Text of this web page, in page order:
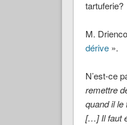
tartuferie?
M.
dérive ».
N’est-ce
remettre
quand il le
[…] Il faut